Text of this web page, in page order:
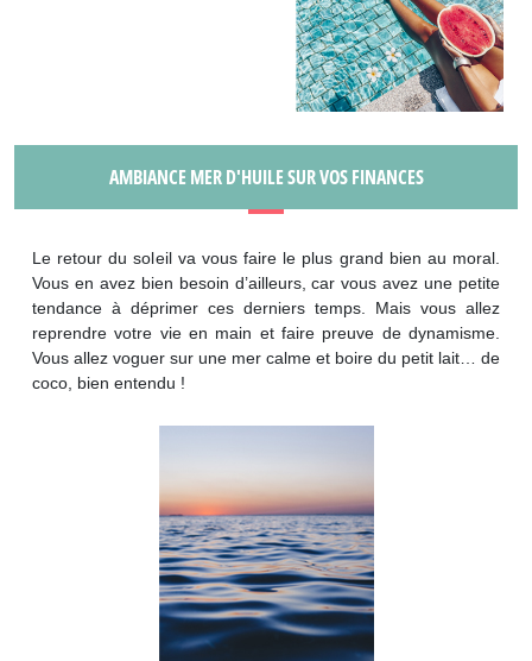
AMBIANCE MER D'HUILE SUR VOS FINANCES
Le retour du soleil va vous faire le plus grand bien au moral.
Vous en avez bien besoin d’ailleurs, car vous avez une petite
tendance à déprimer ces derniers temps. Mais vous allez
reprendre votre vie en main et faire preuve de dynamisme.
Vous allez voguer sur une mer calme et boire du petit lait… de
coco, bien entendu !